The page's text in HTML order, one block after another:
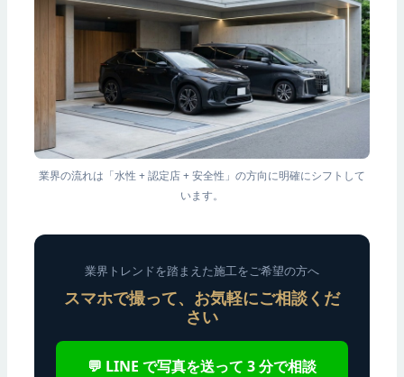
業界の流れは「水性 + 認定店 + 安全性」の方向に明確にシフトして
います。
業界トレンドを踏まえた施工をご希望の方へ
スマホで撮って、お気軽にご相談くだ
さい
💬 LINE で写真を送って 3 分で相談